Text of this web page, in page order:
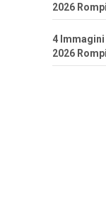
2026
4
2026